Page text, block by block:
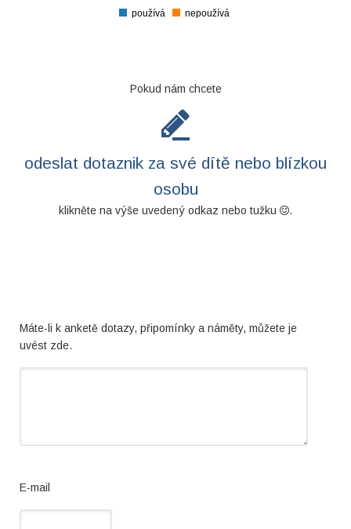
používá nepoužívá
Pokud nám chcete
odeslat dotaznik za své dítě nebo blízkou
osobu
klikněte na výše uvedený odkaz nebo tužku .
Máte-li k anketě dotazy, připomínky a náměty, můžete je
uvést zde.
E-mail